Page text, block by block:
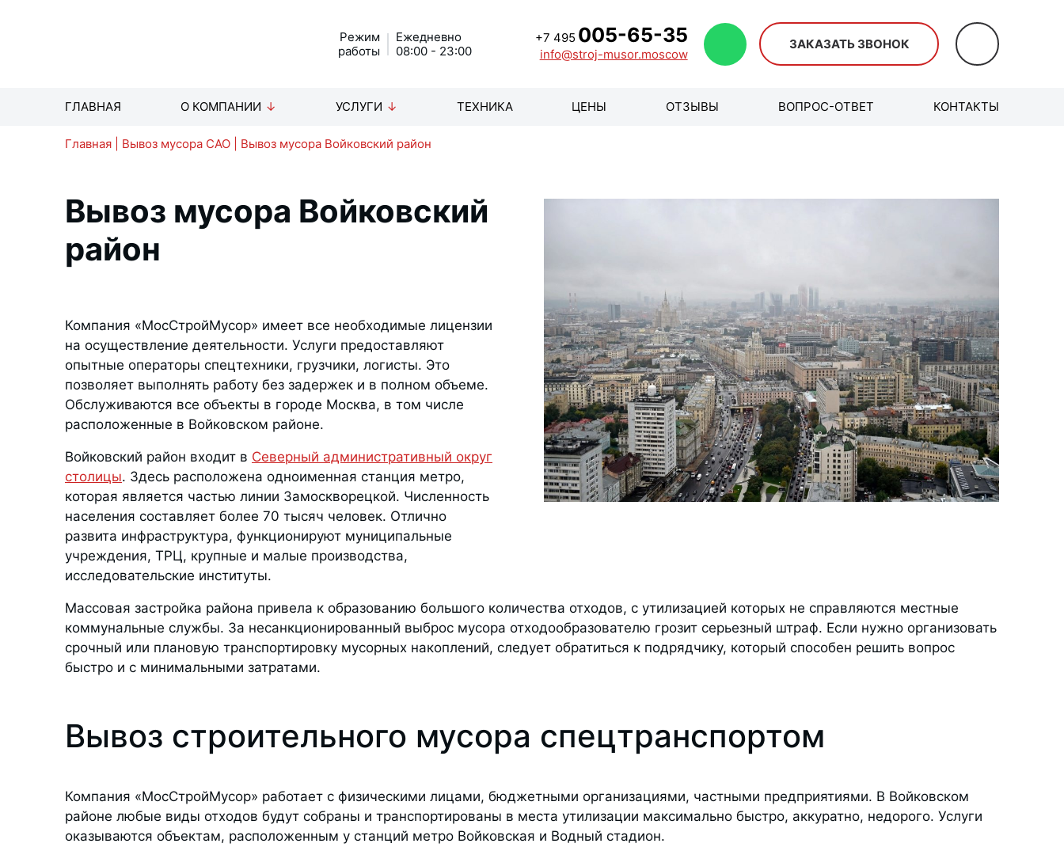
Режим
работы
Ежедневно
08:00 - 23:00
+7 495 005-65-35
info@stroj-musor.moscow
ЗАКАЗАТЬ ЗВОНОК
ГЛАВНАЯ О КОМПАНИИ УСЛУГИ ТЕХНИКА ЦЕНЫ ОТЗЫВЫ ВОПРОС-ОТВЕТ КОНТАКТЫ
Главная Вывоз мусора САО Вывоз мусора Войковский район
Вывоз мусора Войковский
район
Компания «МосСтройМусор» имеет все необходимые лицензии
на осуществление деятельности. Услуги предоставляют
опытные операторы спецтехники, грузчики, логисты. Это
позволяет выполнять работу без задержек и в полном объеме.
Обслуживаются все объекты в городе Москва, в том числе
расположенные в Войковском районе.
Войковский район входит в Северный административный округ
столицы. Здесь расположена одноименная станция метро,
которая является частью линии Замоскворецкой. Численность
населения составляет более 70 тысяч человек. Отлично
развита инфраструктура, функционируют муниципальные
учреждения, ТРЦ, крупные и малые производства,
исследовательские институты.
Массовая застройка района привела к образованию большого количества отходов, с утилизацией которых не справляются местные
коммунальные службы. За несанкционированный выброс мусора отходообразователю грозит серьезный штраф. Если нужно организовать
срочный или плановую транспортировку мусорных накоплений, следует обратиться к подрядчику, который способен решить вопрос
быстро и с минимальными затратами.
Вывоз строительного мусора спецтранспортом
Компания «МосСтройМусор» работает с физическими лицами, бюджетными организациями, частными предприятиями. В Войковском
районе любые виды отходов будут собраны и транспортированы в места утилизации максимально быстро, аккуратно, недорого. Услуги
оказываются объектам, расположенным у станций метро Войковская и Водный стадион.